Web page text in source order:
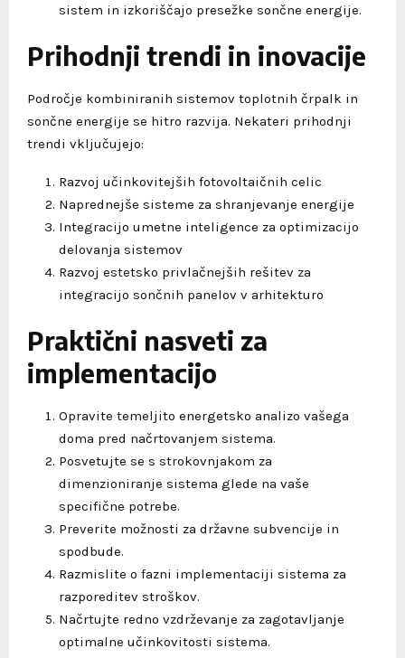
sistem in izkoriščajo presežke sončne energije.
Prihodnji trendi in inovacije
Področje kombiniranih sistemov toplotnih črpalk in
sončne energije se hitro razvija. Nekateri prihodnji
trendi vključujejo:
Razvoj učinkovitejših fotovoltaičnih celic
Naprednejše sisteme za shranjevanje energije
Integracijo umetne inteligence za optimizacijo
delovanja sistemov
Razvoj estetsko privlačnejših rešitev za
integracijo sončnih panelov v arhitekturo
Praktični nasveti za
implementacijo
Opravite temeljito energetsko analizo vašega
doma pred načrtovanjem sistema.
Posvetujte se s strokovnjakom za
dimenzioniranje sistema glede na vaše
specifične potrebe.
Preverite možnosti za državne subvencije in
spodbude.
Razmislite o fazni implementaciji sistema za
razporeditev stroškov.
Načrtujte redno vzdrževanje za zagotavljanje
optimalne učinkovitosti sistema.